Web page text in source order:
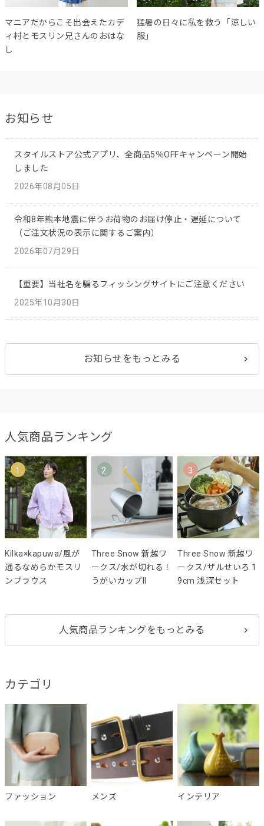
マニアだからこそ出会えたカデ
ィ村とモスリン兄さんのおはな
し
猛暑の日々に私を救う「涼しい
服」
お知らせ
スタイルストア公式アプリ、全商品5％OFFキャンペーン開始
しました
2026年08月05日
令和8年熊本地震に伴うお荷物のお届け停止・遅延について
（ご注文状況の表示に関するご案内）
2026年07月29日
【重要】当社名を騙るフィッシングサイトにご注意ください
2025年10月30日
お知らせをもっとみる
人気商品ランキング
1
Kilka×kapuwa/風が
通るなめらかモスリ
ンブラウス
2
Three Snow 新越ワ
ークス/水が切れる！
うがいカップII
3
Three Snow 新越ワ
ークス/ザルせいろ 1
9cm 浅深セット
人気商品ランキングをもっとみる
カテゴリ
ファッション メンズ インテリア